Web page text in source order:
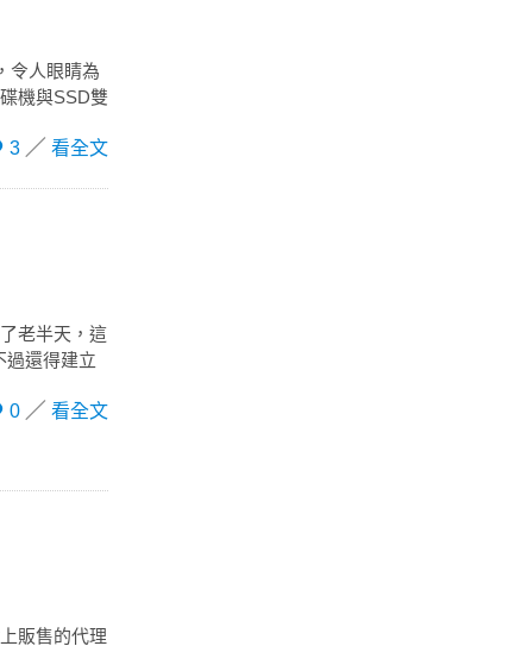
令人眼睛為
機與SSD雙
3
看全文
老半天，這
過還得建立
0
看全文
販售的代理